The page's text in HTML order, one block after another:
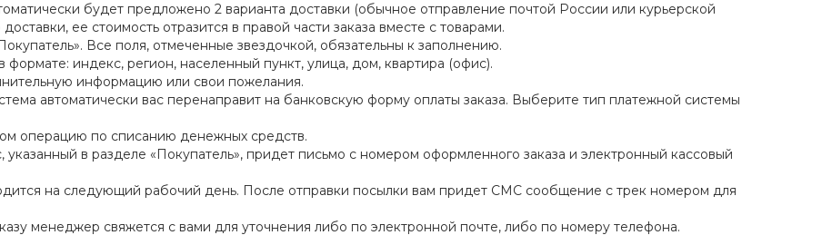
будет предложено 2 варианта доставки (обычное отправление почтой России или курьерской
ее стоимость отразится в правой части заказа вместе с товарами.
Все поля, отмеченные звездочкой, обязательны к заполнению.
индекс, регион, населенный пункт, улица, дом, квартира (офис).
информацию или свои пожелания.
автоматически вас перенаправит на банковскую форму оплаты заказа. Выберите тип платежной системы
операцию по списанию денежных средств.
указанный в разделе «Покупатель», придет письмо с номером оформленного заказа и электронный кассовый
на следующий рабочий день. После отправки посылки вам придет СМС сообщение с трек номером для
менеджер свяжется с вами для уточнения либо по электронной почте, либо по номеру телефона.